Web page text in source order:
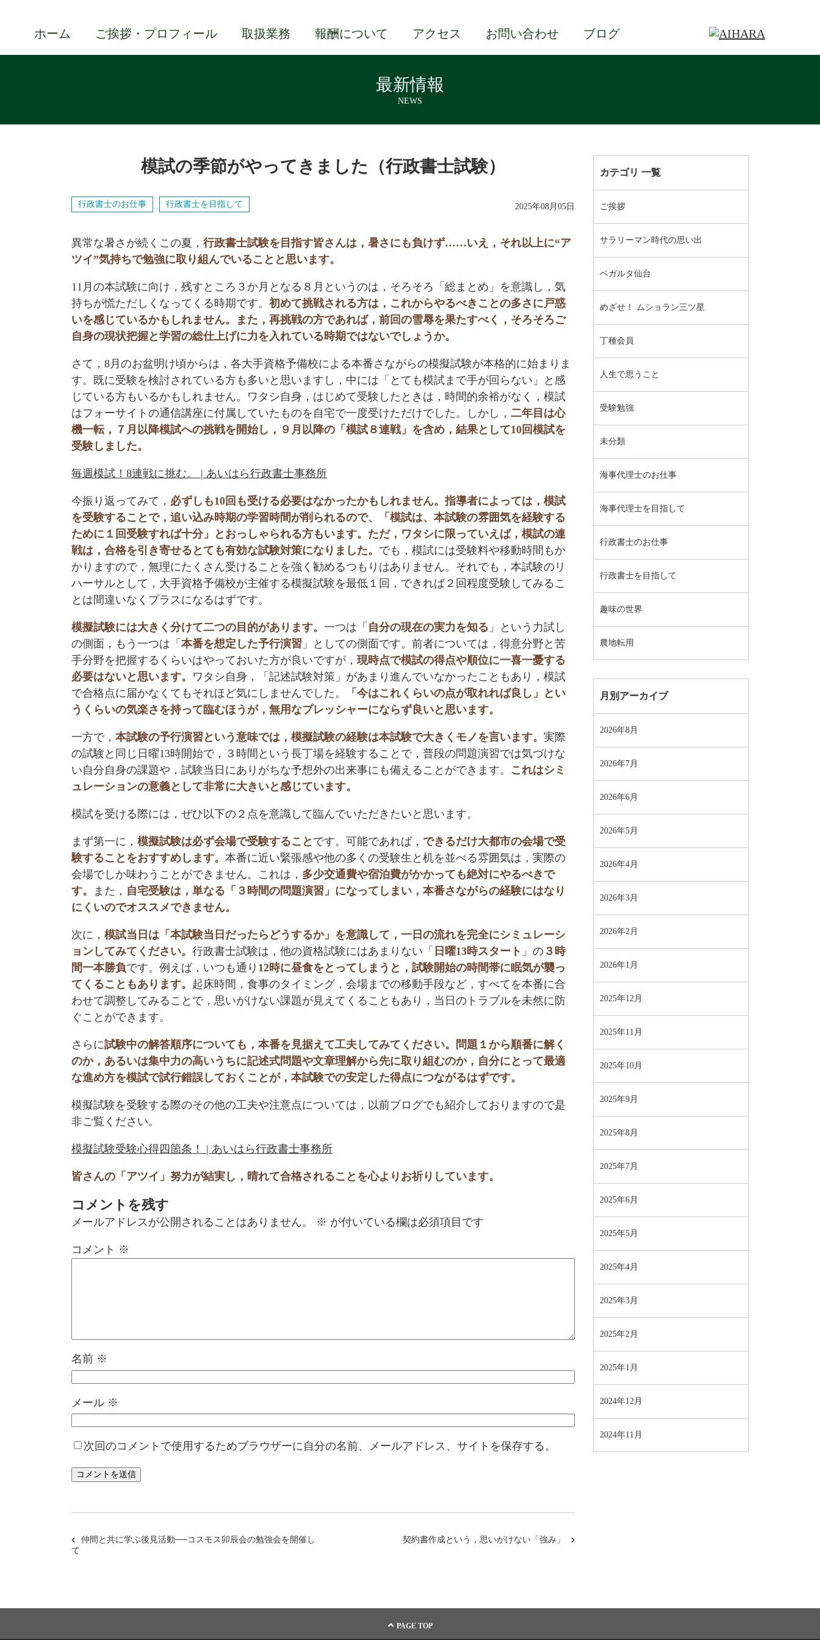
ホーム ご挨拶・プロフィール 取扱業務 報酬について アクセス お問い合わせ ブログ
最新情報
NEWS
模試の季節がやってきました（行政書士試験）
行政書士のお仕事 行政書士を目指して 2025年08月05日
異常な暑さが続くこの夏， 行政書士試験を目指す皆さんは，暑さにも負けず……いえ，それ以上に“ア
ツイ”気持ちで勉強に取り組んでいることと思います。
11月の本試験に向け，残すところ３か月となる８月というのは，そろそろ「総まとめ」を意識し，気
持ちが慌ただしくなってくる時期です。 初めて挑戦される方は，これからやるべきことの多さに戸惑
いを感じているかもしれません。また，再挑戦の方であれば，前回の雪辱を果たすべく，そろそろご
自身の現状把握と学習の総仕上げに力を入れている時期ではないでしょうか。
さて，8月のお盆明け頃からは，各大手資格予備校による本番さながらの模擬試験が本格的に始まりま
す。既に受験を検討されている方も多いと思いますし，中には「とても模試まで手が回らない」と感
じている方もいるかもしれません。ワタシ自身，はじめて受験したときは，時間的余裕がなく，模試
はフォーサイトの通信講座に付属していたものを自宅で一度受けただけでした。しかし， 二年目は心
機一転，７月以降模試への挑戦を開始し，９月以降の「模試８連戦」を含め，結果として10回模試を
受験しました。
毎週模試！8連戦に挑む。 | あいはら行政書士事務所
今振り返ってみて， 必ずしも10回も受ける必要はなかったかもしれません。指導者によっては，模試
を受験することで，追い込み時期の学習時間が削られるので、「模試は、本試験の雰囲気を経験する
ために１回受験すれば十分」とおっしゃられる方もいます。ただ，ワタシに限っていえば，模試の連
戦は，合格を引き寄せるとても有効な試験対策になりました。 でも，模試には受験料や移動時間もか
かりますので，無理にたくさん受けることを強く勧めるつもりはありません。それでも，本試験のリ
ハーサルとして，大手資格予備校が主催する模擬試験を最低１回，できれば２回程度受験してみるこ
とは間違いなくプラスになるはずです。
模擬試験には大きく分けて二つの目的があります。 一つは「 自分の現在の実力を知る 」という力試し
の側面，もう一つは「 本番を想定した予行演習 」としての側面です。前者については，得意分野と苦
手分野を把握するくらいはやっておいた方が良いですが， 現時点で模試の得点や順位に一喜一憂する
必要はないと思います。 ワタシ自身，「記述試験対策」があまり進んでいなかったこともあり，模試
で合格点に届かなくてもそれほど気にしませんでした。
「今はこれくらいの点が取れれば良し」とい
うくらいの気楽さを持って臨むほうが，無用なプレッシャーにならず良いと思います。
一方で， 本試験の予行演習という意味では，模擬試験の経験は本試験で大きくモノを言います。 実際
の試験と同じ日曜13時開始で，３時間という長丁場を経験することで，普段の問題演習では気づけな
い自分自身の課題や，試験当日にありがちな予想外の出来事にも備えることができます。 これはシミ
ュレーションの意義として非常に大きいと感じています。
模試を受ける際には，ぜひ以下の２点を意識して臨んでいただきたいと思います。
まず第一に， 模擬試験は必ず会場で受験すること です。可能であれば， できるだけ大都市の会場で受
験することをおすすめします。 本番に近い緊張感や他の多くの受験生と机を並べる雰囲気は，実際の
会場でしか味わうことができません。これは， 多少交通費や宿泊費がかかっても絶対にやるべきで
す。
また， 自宅受験は，単なる「３時間の問題演習」になってしまい，本番さながらの経験にはなり
にくいのでオススメできません。
次に， 模試当日は「本試験当日だったらどうするか」を意識して，一日の流れを完全にシミュレーシ
ョンしてみてください。 行政書士試験は，他の資格試験にはあまりない「 日曜13時スタート 」の ３時
間一本勝負です。例えば，いつも通り 12時に昼食をとってしまうと，試験開始の時間帯に眠気が襲っ
てくることもあります。 起床時間，食事のタイミング，会場までの移動手段など，すべてを本番に合
わせて調整してみることで，思いがけない課題が見えてくることもあり，当日のトラブルを未然に防
ぐことができます。
さらに試験中の解答順序についても，本番を見据えて工夫してみてください。問題１から順番に解く
のか，あるいは集中力の高いうちに記述式問題や文章理解から先に取り組むのか，自分にとって最適
な進め方を模試で試行錯誤しておくことが，本試験での安定した得点につながるはずです。
模擬試験を受験する際のその他の工夫や注意点については，以前ブログでも紹介しておりますので是
非ご覧ください。
模擬試験受験心得四箇条！ | あいはら行政書士事務所
皆さんの「アツイ」努力が結実し，晴れて合格されることを心よりお祈りしています。
コメントを残す
メールアドレスが公開されることはありません。 ※ が付いている欄は必須項目です
コメント ※
名前 ※
メール ※
次回のコメントで使用するためブラウザーに自分の名前、メールアドレス、サイトを保存する。
仲間と共に学ぶ後見活動──コスモス卯辰会の勉強会を開催し
て
契約書作成という，思いがけない「強み」
カテゴリ 一覧
ご挨拶
サラリーマン時代の思い出
ベガルタ仙台
めざせ！ ムショラン三ツ星
丁種会員
人生で思うこと
受験勉強
未分類
海事代理士のお仕事
海事代理士を目指して
行政書士のお仕事
行政書士を目指して
趣味の世界
農地転用
月別アーカイブ
2026年8月
2026年7月
2026年6月
2026年5月
2026年4月
2026年3月
2026年2月
2026年1月
2025年12月
2025年11月
2025年10月
2025年9月
2025年8月
2025年7月
2025年6月
2025年5月
2025年4月
2025年3月
2025年2月
2025年1月
2024年12月
2024年11月
PAGE TOP